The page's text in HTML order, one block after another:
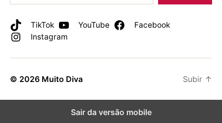
TikTok YouTube
Facebook
Instagram
© 2026 Muito Diva Subir ↑
Sair da versão mobile